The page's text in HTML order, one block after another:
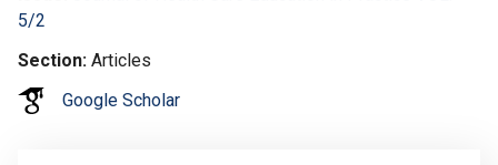
5/2
Section Articles
Google Scholar